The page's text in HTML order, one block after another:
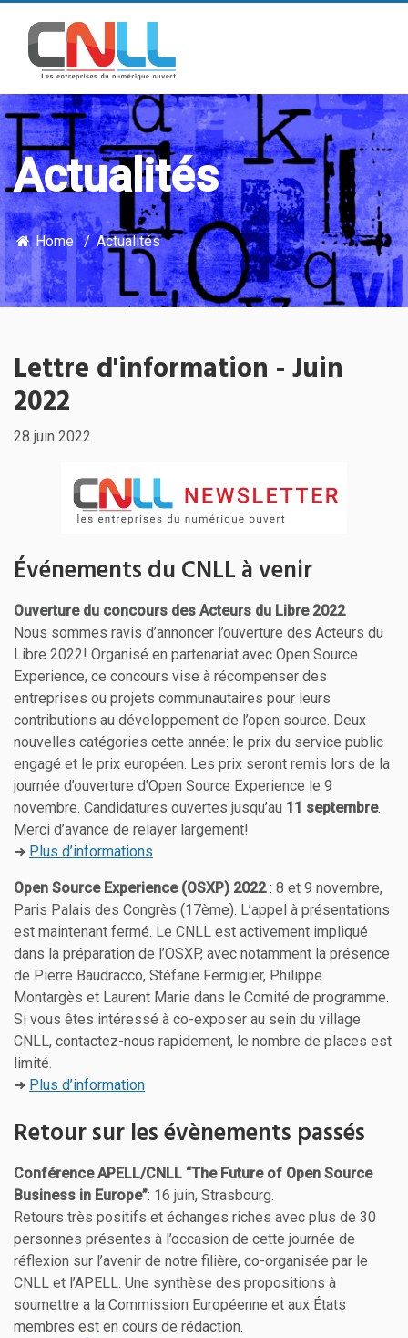
Actualités
Home Actualités
Lettre d'information - Juin
2022
28 juin 2022
Événements du CNLL à venir
Ouverture du concours des Acteurs du Libre 2022
Nous sommes ravis d’annoncer l’ouverture des Acteurs du
Libre 2022! Organisé en partenariat avec Open Source
Experience, ce concours vise à récompenser des
entreprises ou projets communautaires pour leurs
contributions au développement de l’open source. Deux
nouvelles catégories cette année: le prix du service public
engagé et le prix européen. Les prix seront remis lors de la
journée d’ouverture d’Open Source Experience le 9
novembre. Candidatures ouvertes jusqu’au 11 septembre.
Merci d’avance de relayer largement!
➜ Plus d’informations
Open Source Experience (OSXP) 2022: 8 et 9 novembre,
Paris Palais des Congrès (17ème). L’appel à présentations
est maintenant fermé. Le CNLL est activement impliqué
dans la préparation de l’OSXP, avec notamment la présence
de Pierre Baudracco, Stéfane Fermigier, Philippe
Montargès et Laurent Marie dans le Comité de programme.
Si vous êtes intéressé à co-exposer au sein du village
CNLL, contactez-nous rapidement, le nombre de places est
limité.
➜ Plus d’information
Retour sur les évènements passés
Conférence APELL/CNLL “The Future of Open Source
Business in Europe”: 16 juin, Strasbourg.
Retours très positifs et échanges riches avec plus de 30
personnes présentes à l’occasion de cette journée de
réflexion sur l’avenir de notre filière, co-organisée par le
CNLL et l’APELL. Une synthèse des propositions à
soumettre a la Commission Européenne et aux États
membres est en cours de rédaction.